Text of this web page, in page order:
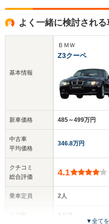
よく一緒に検討され
基本情報
新車価格
中古車
平均価格
クチコミ
総合評価
乗車定員
ＢＭＷ
Z3クーペ
485～499万円
346.8万円
4.1
2人
3ドア
▼全て